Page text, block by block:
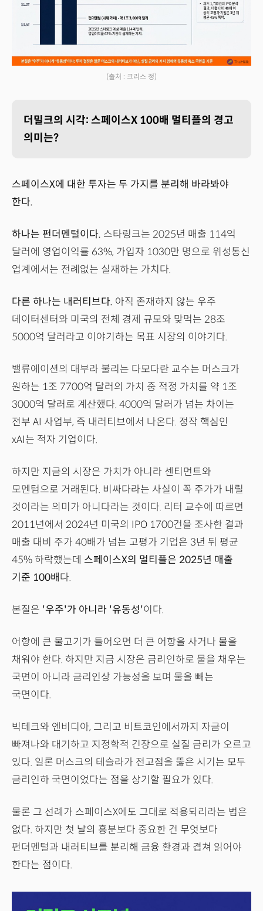
(출처 : 크리스 정)
더밀크의 시각: 스페이스X 100배 멀티플의 경고
의미는?
스페이스X에 대한 투자는 두 가지를 분리해 바라봐야
한다.
하나는 펀더멘털이다. 스타링크는 2025년 매출 114억
달러에 영업이익률 63%, 가입자 1030만 명으로 위성통신
업계에서는 전례없는 실재하는 가치다.
다른 하나는 내러티브다. 아직 존재하지 않는 우주
데이터센터와 미국의 전체 경제 규모와 맞먹는 28조
5000억 달러라고 이야기하는 목표 시장의 이야기다.
밸류에이션의 대부라 불리는 다모다란 교수는 머스크가
원하는 1조 7700억 달러의 가치 중 적정 가치를 약 1조
3000억 달러로 계산했다. 4000억 달러가 넘는 차이는
전부 AI 사업부, 즉 내러티브에서 나온다. 정작 핵심인
xAI는 적자 기업이다.
하지만 지금의 시장은 가치가 아니라 센티먼트와
모멘텀으로 거래된다. 비싸다라는 사실이 꼭 주가가 내릴
것이라는 의미가 아니다라는 것이다. 리터 교수에 따르면
2011년에서 2024년 미국의 IPO 1700건을 조사한 결과
매출 대비 주가 40배가 넘는 고평가 기업은 3년 뒤 평균
45% 하락했는데 스페이스X의 멀티플은 2025년 매출
기준 100배다.
본질은 '우주'가 아니라 '유동성'이다.
어항에 큰 물고기가 들어오면 더 큰 어항을 사거나 물을
채워야 한다. 하지만 지금 시장은 금리인하로 물을 채우는
국면이 아니라 금리인상 가능성을 보며 물을 빼는
국면이다.
빅테크와 엔비디아, 그리고 비트코인에서까지 자금이
빠져나와 대기하고 지정학적 긴장으로 실질 금리가 오르고
있다. 일론 머스크의 테슬라가 전고점을 뚫은 시기는 모두
금리인하 국면이었다는 점을 상기할 필요가 있다.
물론 그 선례가 스페이스X에도 그대로 적용되리라는 법은
없다. 하지만 첫 날의 흥분보다 중요한 건 무엇보다
펀더멘털과 내러티브를 분리해 금융 환경과 겹쳐 읽어야
한다는 점이다.